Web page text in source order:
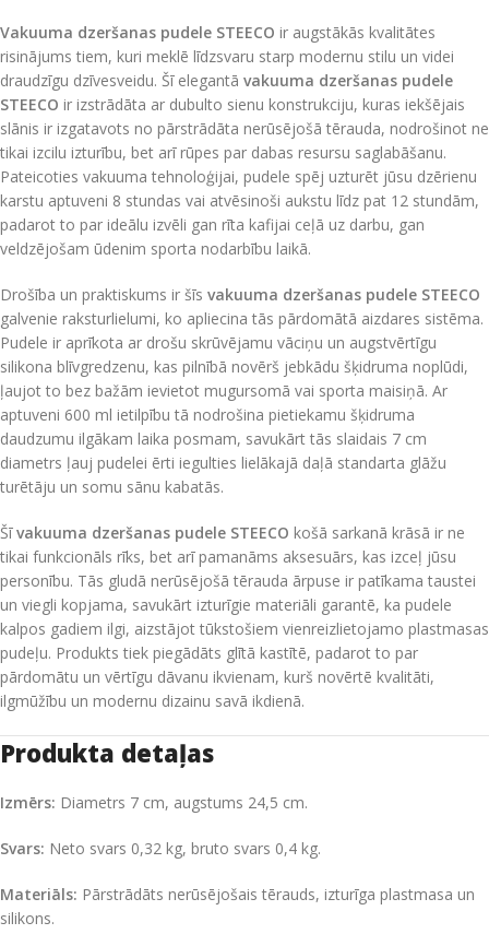
Vakuuma dzeršanas pudele STEECO ir augstākās kvalitātes
risinājums tiem, kuri meklē līdzsvaru starp modernu stilu un videi
draudzīgu dzīvesveidu. Šī elegantā vakuuma dzeršanas pudele
STEECO ir izstrādāta ar dubulto sienu konstrukciju, kuras iekšējais
slānis ir izgatavots no pārstrādāta nerūsējošā tērauda, nodrošinot ne
tikai izcilu izturību, bet arī rūpes par dabas resursu saglabāšanu.
Pateicoties vakuuma tehnoloģijai, pudele spēj uzturēt jūsu dzērienu
karstu aptuveni 8 stundas vai atvēsinoši aukstu līdz pat 12 stundām,
padarot to par ideālu izvēli gan rīta kafijai ceļā uz darbu, gan
veldzējošam ūdenim sporta nodarbību laikā.
Drošība un praktiskums ir šīs vakuuma dzeršanas pudele STEECO
galvenie raksturlielumi, ko apliecina tās pārdomātā aizdares sistēma.
Pudele ir aprīkota ar drošu skrūvējamu vāciņu un augstvērtīgu
silikona blīvgredzenu, kas pilnībā novērš jebkādu šķidruma noplūdi,
ļaujot to bez bažām ievietot mugursomā vai sporta maisiņā. Ar
aptuveni 600 ml ietilpību tā nodrošina pietiekamu šķidruma
daudzumu ilgākam laika posmam, savukārt tās slaidais 7 cm
diametrs ļauj pudelei ērti iegulties lielākajā daļā standarta glāžu
turētāju un somu sānu kabatās.
Šīvakuuma dzeršanas pudele STEECO košā sarkanā krāsā ir ne
tikai funkcionāls rīks, bet arī pamanāms aksesuārs, kas izceļ jūsu
personību. Tās gludā nerūsējošā tērauda ārpuse ir patīkama taustei
un viegli kopjama, savukārt izturīgie materiāli garantē, ka pudele
kalpos gadiem ilgi, aizstājot tūkstošiem vienreizlietojamo plastmasas
pudeļu. Produkts tiek piegādāts glītā kastītē, padarot to par
pārdomātu un vērtīgu dāvanu ikvienam, kurš novērtē kvalitāti,
ilgmūžību un modernu dizainu savā ikdienā.
Produkta detaļas
Izmērs: Diametrs 7 cm, augstums 24,5 cm.
Svars: Neto svars 0,32 kg, bruto svars 0,4 kg.
Materiāls: Pārstrādāts nerūsējošais tērauds, izturīga plastmasa un
silikons.